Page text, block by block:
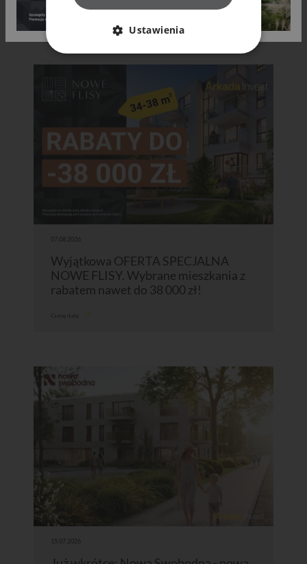
Ostatnie aktualności
07.08.2026
Wyjątkowa OFERTA SPECJALNA
NOWE FLISY. Wybrane mieszkania z
rabatem nawet do 38 000 zł!
15.07.2026
Ustawienia